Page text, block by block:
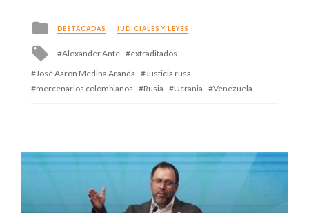
Posted
in
DESTACADAS JUDICIALES Y LEYES
Tagged
Alexander Ante
extraditados
José Aarón Medina Aranda
Justicia rusa
mercenarios colombianos
Rusia Ucrania Venezuela